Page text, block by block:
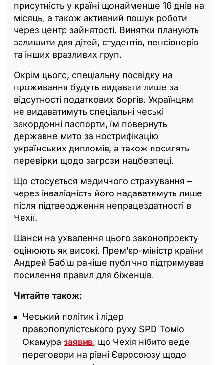
присутність у країні щонайменше 16 днів на
місяць, а також активний пошук роботи
через центр зайнятості. Винятки планують
залишити для дітей, студентів, пенсіонерів
та інших вразливих груп.
Окрім цього, спеціальну посвідку на
проживання будуть видавати лише за
відсутності податкових боргів. Українцям
не видаватимуть спеціальні чеські
закордонні паспорти, їм повернуть
державне мито за нострифікацію
українських дипломів, а також посилять
перевірки щодо загрози нацбезпеці.
Що стосується медичного страхування –
через інвалідність його надаватимуть лише
після підтвердження непрацездатності в
Чехії.
Шанси на ухвалення цього законопроєкту
оцінюють як високі. Прем’єр-міністр країни
Андрей Бабіш раніше публічно підтримував
посилення правил для біженців.
Читайте також:
Чеський політик і лідер
правопопулістського руху SPD Томіо
Окамура заявив, що Чехія нібито веде
переговори на рівні Євросоюзу щодо